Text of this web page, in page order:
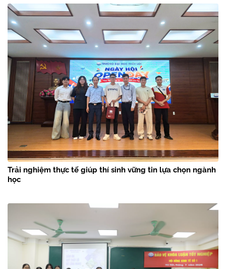
Trải nghiệm thực tế giúp thí sinh vững tin lựa chọn ngành
học